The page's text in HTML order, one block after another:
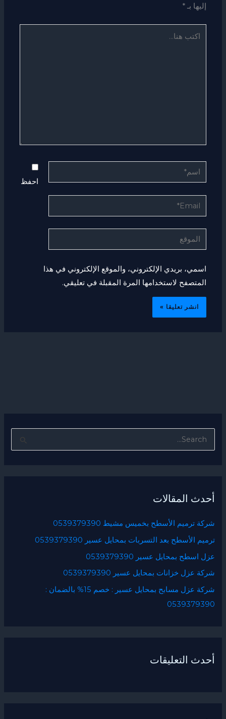
إليها بـ*
اسم*
Email*
الموقع
احفظ
اسمي، بريدي الإلكتروني، والموقع الإلكتروني في هذا
المتصفح لاستخدامها المرة المقبلة في تعليقي.
ث
ن
:
أحدث المقالات
شركة ترميم الأسطح بخميس مشيط 0539379390
ترميم الأسطح بعد التسربات بمحايل عسير 0539379390
عزل اسطح بمحايل عسير 0539379390
شركة عزل خزانات بمحايل عسير 0539379390
شركة عزل مسابح بمحايل عسير : خصم 15% بالضمان :
0539379390
أحدث التعليقات